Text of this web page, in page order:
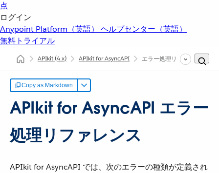
点
ログイン
Anypoint Platform（英語） ヘルプセンター（英語）
無料トライアル
APIkit(4.x) APIkit for AsyncAPI エラー処理リファレンス
Copy as Markdown
APIkit for AsyncAPI エラー
処理リファレンス
APIkit for AsyncAPI では、次のエラーの種類が定義され